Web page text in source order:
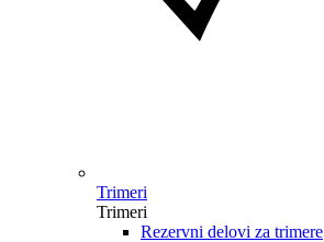
Trimeri
Trimeri
Rezervni delovi za trimere